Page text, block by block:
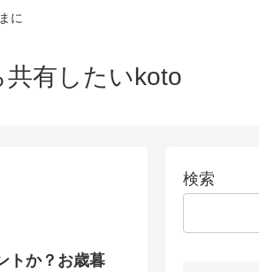
に
有したいkoto
トか？お歳暮
検索